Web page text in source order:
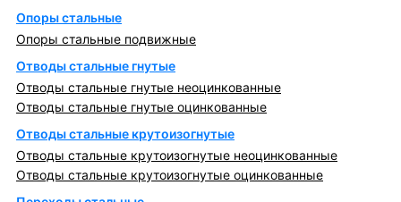
Опоры стальные
Опоры стальные подвижные
Отводы стальные гнутые
Отводы стальные гнутые неоцинкованные
Отводы стальные гнутые оцинкованные
Отводы стальные крутоизогнутые
Отводы стальные крутоизогнутые неоцинкованные
Отводы стальные крутоизогнутые оцинкованные